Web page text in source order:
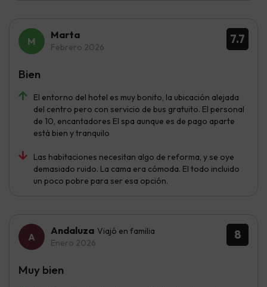
7.7
Marta
Febrero 2026
El entorno del hotel es muy bonito, la ubicación alejada
del centro pero con servicio de bus gratuito. El personal
de 10, encantadores El spa aunque es de pago aparte
está bien y tranquilo
Las habitaciones necesitan algo de reforma, y se oye
demasiado ruido. La cama era cómoda. El todo incluido
un poco pobre para ser esa opción.
Bien
8
Andaluza Viajó en familia
Enero 2026
Muy bien